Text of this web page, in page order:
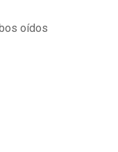
oídos